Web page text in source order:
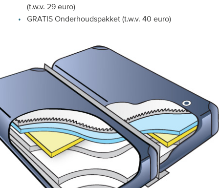
(t.w.v. 29 euro)
GRATIS Onderhoudspakket (t.w.v. 40 euro)